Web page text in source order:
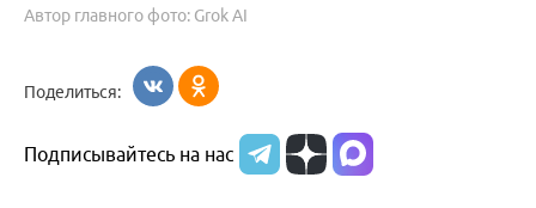
Автор главного фото: Grok AI
Поделиться:
Подписывайтесь на нас